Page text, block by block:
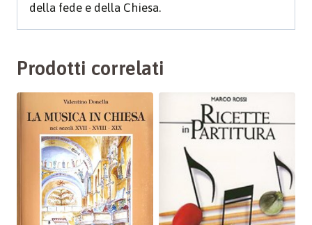
della fede e della Chiesa.
Prodotti correlati